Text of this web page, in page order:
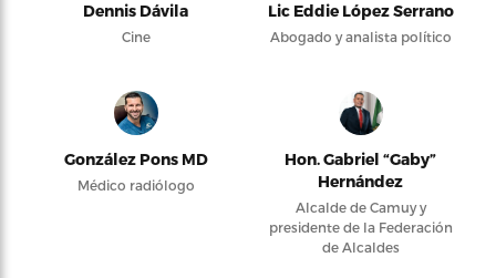
Dennis Dávila
Cine
Lic Eddie López Serrano
Abogado y analista político
González Pons MD
Médico radiólogo
Hon. Gabriel “Gaby”
Hernández
Alcalde de Camuy y
presidente de la Federación
de Alcaldes